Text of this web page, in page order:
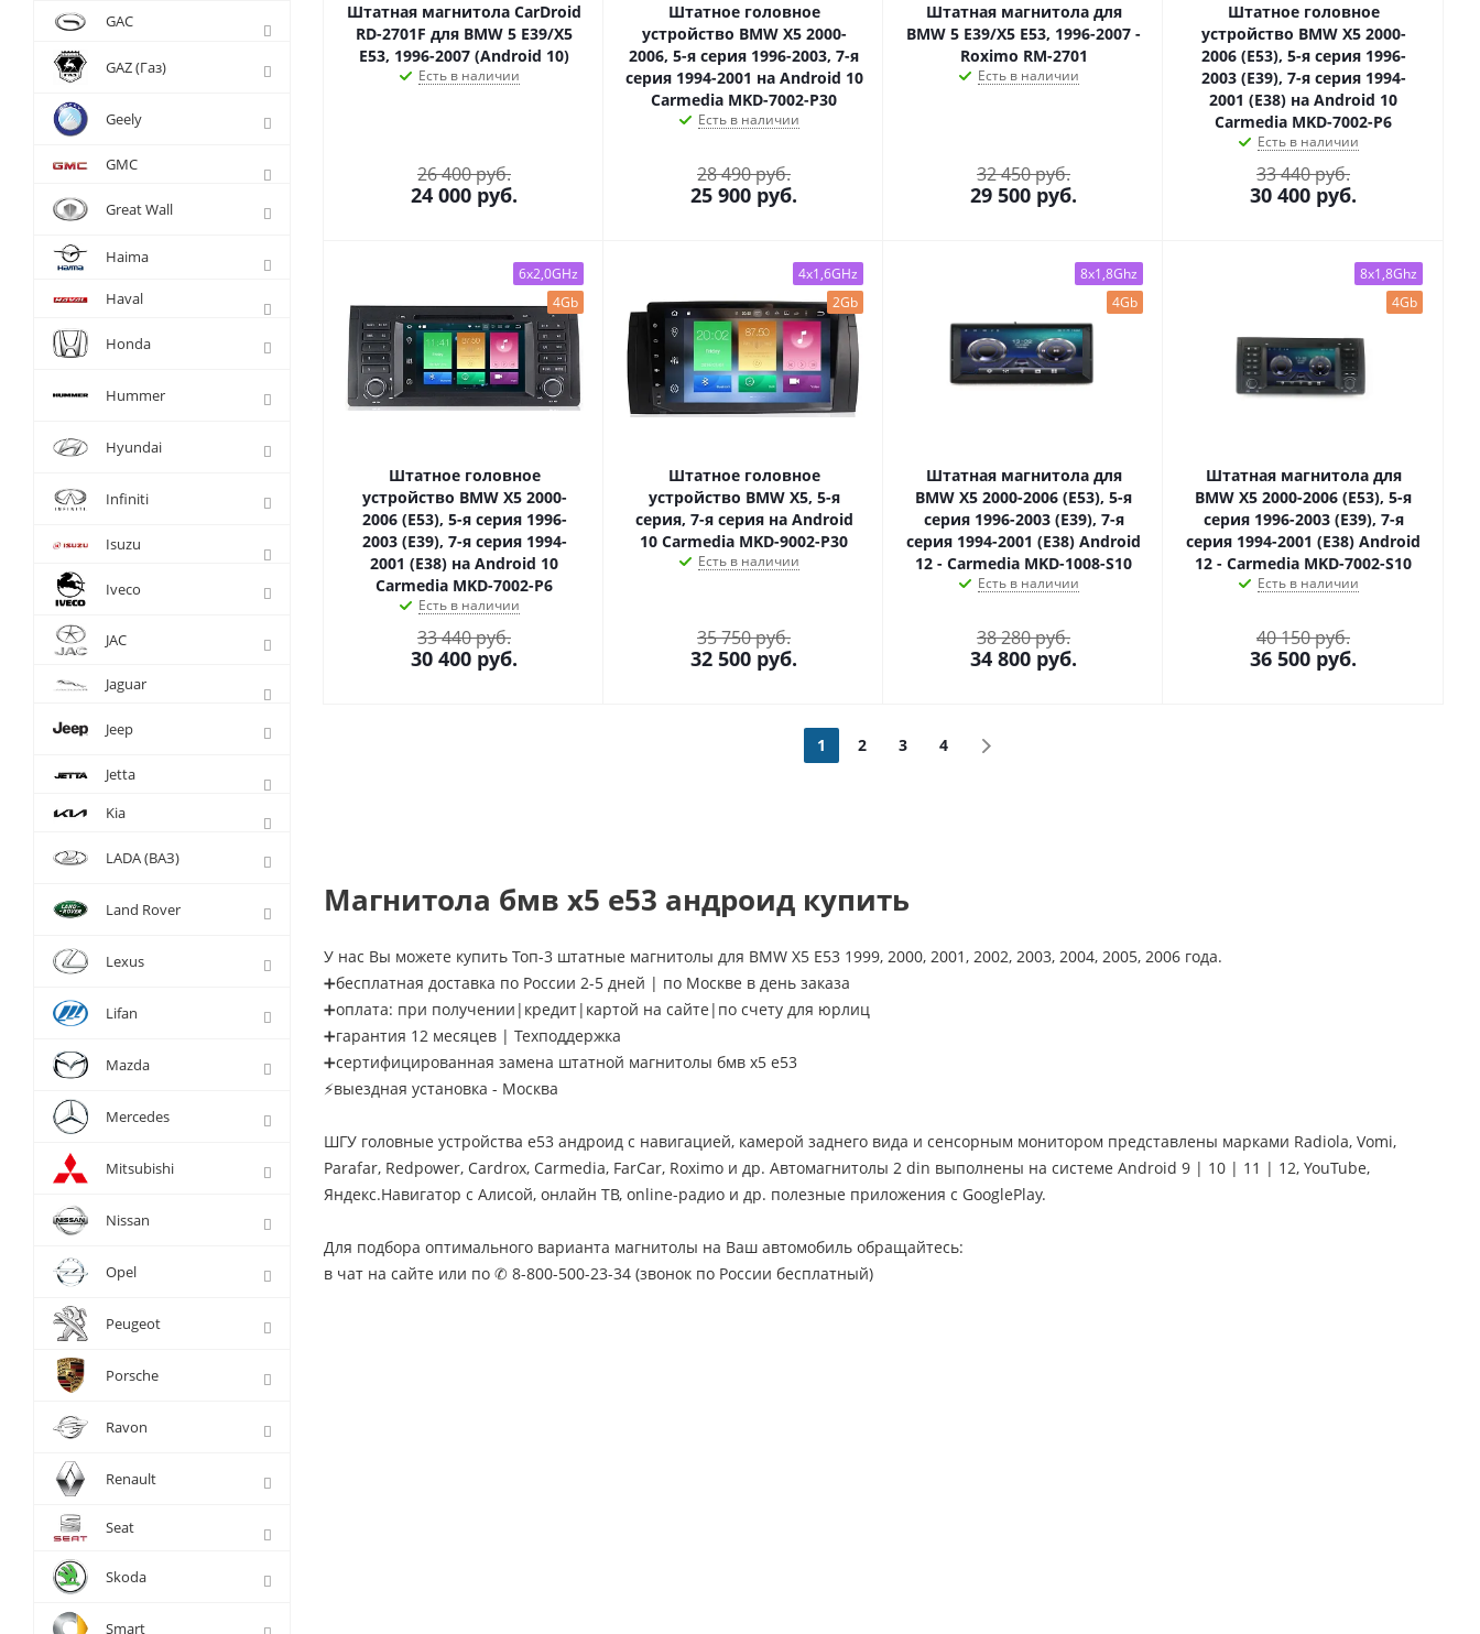
Штатная магнитола CarDroid
RD-2701F для BMW 5 E39/X5
E53, 1996-2007 (Android 10)
Есть в наличии
26 400 руб.
24 000 руб.
Штатное головное
устройство BMW X5 2000-
2006, 5-я серия 1996-2003, 7-я
серия 1994-2001 на Android 10
Carmedia MKD-7002-P30
Есть в наличии
28 490 руб.
25 900 руб.
Штатная магнитола для
BMW 5 E39/X5 E53, 1996-2007 -
Roximo RM-2701
Есть в наличии
32 450 руб.
29 500 руб.
Штатное головное
устройство BMW X5 2000-
2006 (E53), 5-я серия 1996-
2003 (E39), 7-я серия 1994-
2001 (E38) на Android 10
Carmedia MKD-7002-P6
Есть в наличии
33 440 руб.
30 400 руб.
6x2,0GHz
4Gb
Штатное головное
устройство BMW X5 2000-
2006 (E53), 5-я серия 1996-
2003 (E39), 7-я серия 1994-
2001 (E38) на Android 10
Carmedia MKD-7002-P6
Есть в наличии
33 440 руб.
30 400 руб.
4x1,6GHz
2Gb
Штатное головное
устройство BMW X5, 5-я
серия, 7-я серия на Android
10 Carmedia MKD-9002-P30
Есть в наличии
35 750 руб.
32 500 руб.
8x1,8Ghz
4Gb
Штатная магнитола для
BMW X5 2000-2006 (E53), 5-я
серия 1996-2003 (E39), 7-я
серия 1994-2001 (E38) Android
12 - Carmedia MKD-1008-S10
Есть в наличии
38 280 руб.
34 800 руб.
8x1,8Ghz
4Gb
Штатная магнитола для
BMW X5 2000-2006 (E53), 5-я
серия 1996-2003 (E39), 7-я
серия 1994-2001 (E38) Android
12 - Carmedia MKD-7002-S10
Есть в наличии
40 150 руб.
36 500 руб.
1 2 3 4
Магнитола бмв х5 е53 андроид купить
У нас Вы можете купить Топ-3 штатные магнитолы для BMW X5 E53 1999, 2000, 2001, 2002, 2003, 2004, 2005, 2006 года.
➕бесплатная доставка по России 2-5 дней | по Москве в день заказа
➕оплата: при получении|кредит|картой на сайте|по счету для юрлиц
➕гарантия 12 месяцев | Техподдержка
➕сертифицированная замена штатной магнитолы бмв х5 е53
⚡выездная установка - Москва
ШГУ головные устройства е53 андроид с навигацией, камерой заднего вида и сенсорным монитором представлены марками Radiola, Vomi,
Parafar, Redpower, Cardrox, Carmedia, FarCar, Roximo и др. Автомагнитолы 2 din выполнены на системе Android 9 | 10 | 11 | 12, YouTube,
Яндекс.Навигатор с Алисой, онлайн ТВ, online-радио и др. полезные приложения с GooglePlay.
Для подбора оптимального варианта магнитолы на Ваш автомобиль обращайтесь:
в чат на сайте или по ✆ 8-800-500-23-34 (звонок по России бесплатный)
GAC
GAZ (Газ)
Geely
GMC
Great Wall
Haima
Haval
Honda
Hummer
Hyundai
Infiniti
Isuzu
Iveco
JAC
Jaguar
Jeep
Jetta
Kia
LADA (ВАЗ)
Land Rover
Lexus
Lifan
Mazda
Mercedes
Mitsubishi
Nissan
Opel
Peugeot
Porsche
Ravon
Renault
Seat
Skoda
Smart